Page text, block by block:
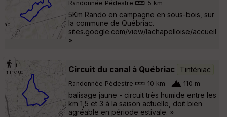
Randonnée Pédestre 5 km
5Km Rando en campagne en sous-bois, sur
la commune de Québriac.
sites.google.com/view/lachapelloise/accueil
»
Circuit du canal à Québriac Tinténiac
Randonnée Pédestre 10 km 110 m
balisage jaune - circuit très humide entre les
km 1,5 et 3 à la saison actuelle, doit bien
agréable en période estivale. »